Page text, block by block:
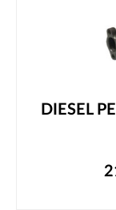
DIESEL